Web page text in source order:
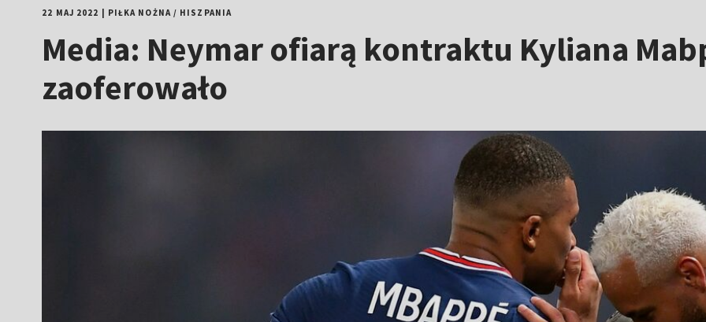
22 MAJ 2022 PIŁKA NOŻNA/ HISZPANIA
Media: Neymar ofiarą kontraktu Kyliana
zaoferowało